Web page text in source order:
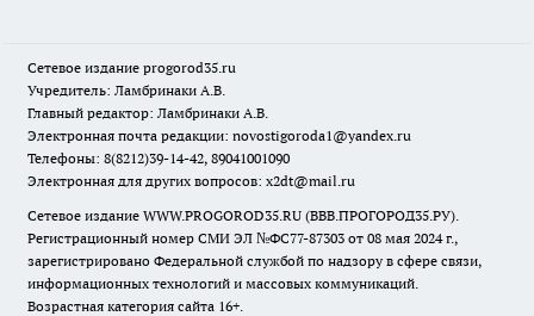
Сетевое издание progorod35.ru
Учредитель: Ламбринаки А.В.
Главный редактор: Ламбринаки А.В.
Электронная почта редакции: novostigoroda1@yandex.ru
Телефоны: 8(8212)39-14-42, 89041001090
Электронная для других вопросов: x2dt@mail.ru
Сетевое издание WWW.PROGOROD35.RU (ВВВ.ПРОГОРОД35.РУ).
Регистрационный номер СМИ ЭЛ №ФС77-87303 от 08 мая 2024 г.,
зарегистрировано Федеральной службой по надзору в сфере связи,
информационных технологий и массовых коммуникаций.
Возрастная категория сайта 16+.